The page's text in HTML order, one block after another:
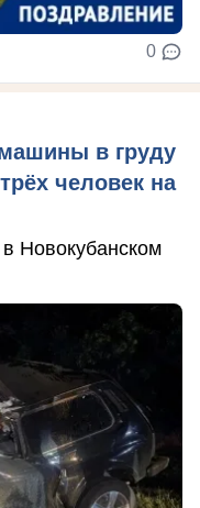
0
в груду
человек на
Новокубанском